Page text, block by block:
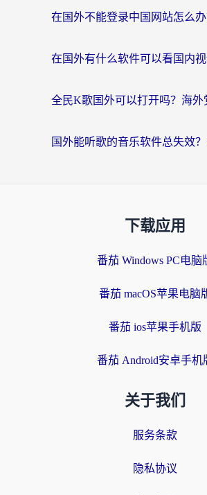
下载应用
番茄 Windows PC电脑
番茄 macOS苹果电脑
番茄 ios苹果手机版
番茄 Android安卓手机
关于我们
服务条款
隐私协议